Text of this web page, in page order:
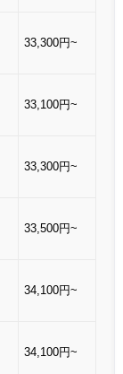
33,300円~
33,100円~
33,300円~
33,500円~
34,100円~
34,100円~